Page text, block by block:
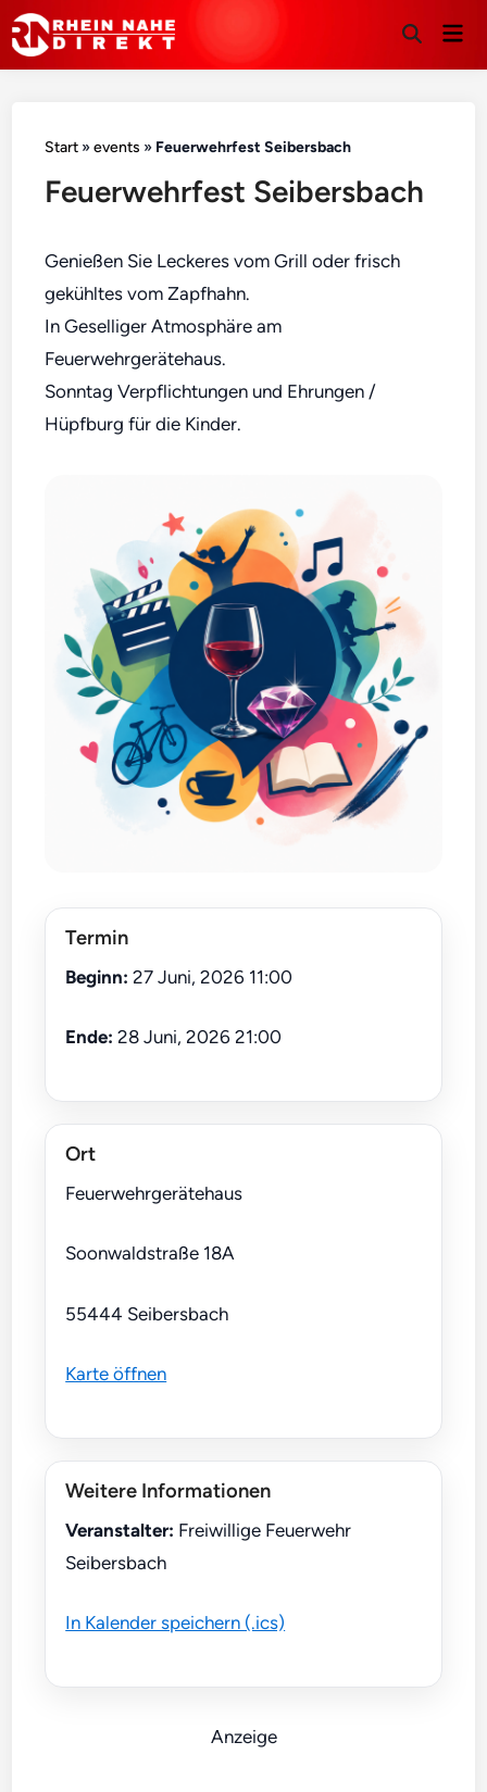
Suche
Start »events » Feuerwehrfest Seibersbach
Feuerwehrfest Seibersbach
Genießen Sie Leckeres vom Grill oder frisch
gekühltes vom Zapfhahn.
In Geselliger Atmosphäre am
Feuerwehrgerätehaus.
Sonntag Verpflichtungen und Ehrungen /
Hüpfburg für die Kinder.
Termin
Beginn: 27 Juni, 2026 11:00
Ende: 28 Juni, 2026 21:00
Ort
Feuerwehrgerätehaus
Soonwaldstraße 18A
55444 Seibersbach
Karte öffnen
Weitere Informationen
Veranstalter: Freiwillige Feuerwehr
Seibersbach
In Kalender speichern (.ics)
Anzeige